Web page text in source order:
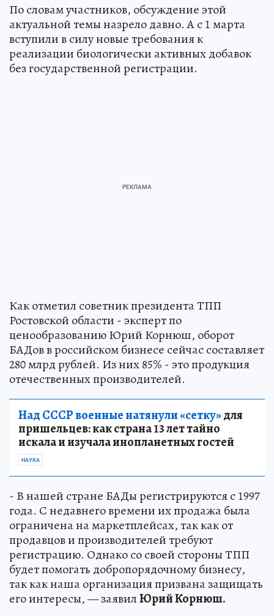
По словам участников, обсуждение этой
актуальной темы назрело давно. А с 1 марта
вступили в силу новые требования к
реализации биологически активных добавок
без государственной регистрации.
Как отметил советник президента ТПП
Ростовской области - эксперт по
ценообразованию Юрий Корнюш, оборот
БАДов в российском бизнесе сейчас составляет
280 млрд рублей. Из них 85% - это продукция
отечественных производителей.
Над СССР военные натянули «сетку»для
пришельцев: как страна 13 лет тайно
искала и изучала инопланетных гостей
НАУКА
- В нашей стране БАДы регистрируются с 1997
года. С недавнего времени их продажа была
ограничена на маркетплейсах, так как от
продавцов и производителей требуют
регистрацию. Однако со своей стороны ТПП
будет помогать добропорядочному бизнесу,
так как наша организация призвана защищать
его интересы, — заявилЮрий Корнюш.